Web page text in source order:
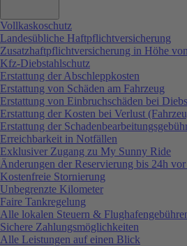
Vollkaskoschutz
Landesübliche Haftpflichtversicherung
Zusatzhaftpflichtversicherung in Höhe
Kfz-Diebstahlschutz
Erstattung der Abschleppkosten
Erstattung von Schäden am Fahrzeug
Erstattung von Einbruchschäden bei
Erstattung der Kosten bei Verlust
Erstattung der
Erreichbarkeit in Notfällen
Exklusiver Zugang zu My Sunny Ride
Änderungen der Reservierung bis 24h
Kostenfreie Stornierung
Unbegrenzte Kilometer
Faire Tankregelung
Alle lokalen Steuern &
Sichere Zahlungsmöglichkeiten
Alle Leistungen auf einen Blick